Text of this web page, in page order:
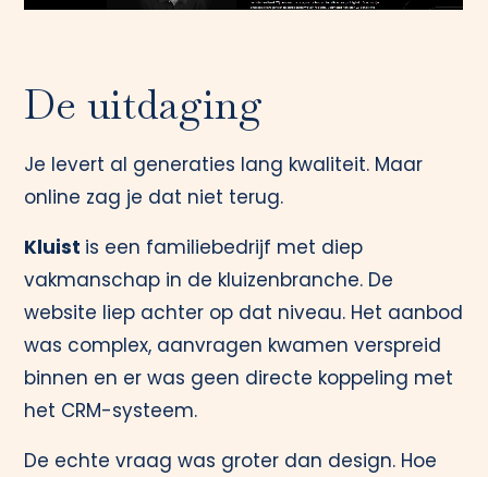
De uitdaging
Je levert al generaties lang kwaliteit. Maar
online zag je dat niet terug.
Kluist is een familiebedrijf met diep
vakmanschap in de kluizenbranche. De
website liep achter op dat niveau. Het aanbod
was complex, aanvragen kwamen verspreid
binnen en er was geen directe koppeling met
het CRM-systeem.
De echte vraag was groter dan design. Hoe